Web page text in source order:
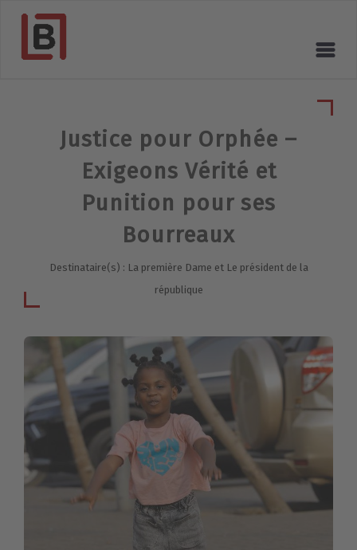
Justice pour Orphée –
Exigeons Vérité et
Punition pour ses
Bourreaux
Destinataire(s) : La première Dame et Le président de la
république